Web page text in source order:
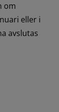
om
eller i
avslutas